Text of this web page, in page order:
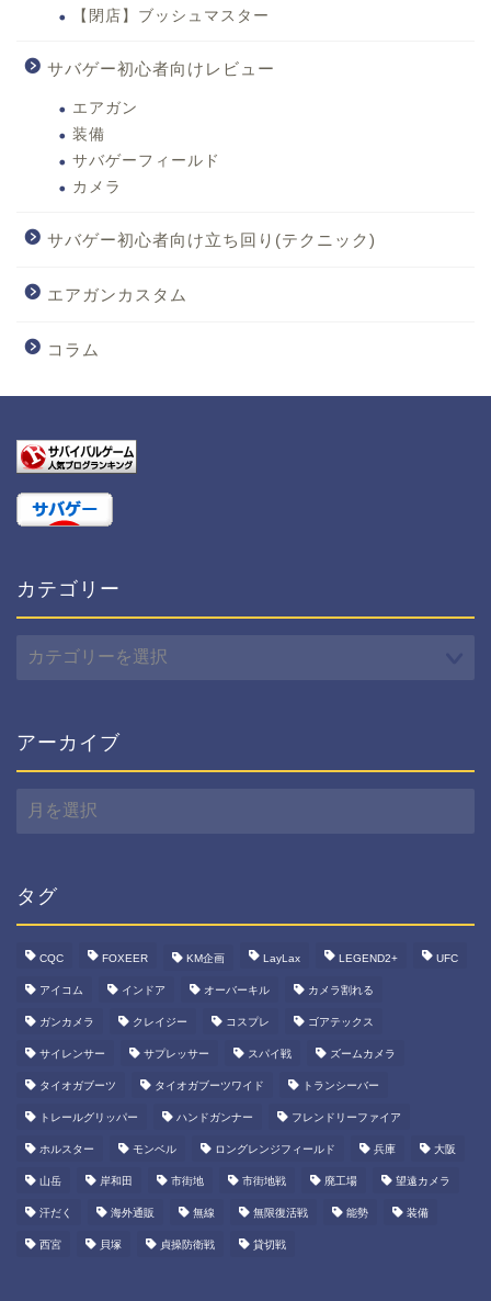
【閉店】ブッシュマスター
サバゲー初心者向けレビュー
エアガン
装備
サバゲーフィールド
カメラ
サバゲー初心者向け立ち回り(テクニック)
エアガンカスタム
コラム
カテゴリー
テ
ー
アーカイブ
ー
ブ
タグ
CQC FOXEER KM企画 LayLax LEGEND2+ UFC
アイコム インドア オーバーキル カメラ割れる
ガンカメラ クレイジー コスプレ ゴアテックス
サイレンサー サプレッサー スパイ戦 ズームカメラ
タイオガブーツ タイオガブーツワイド トランシーバー
トレールグリッパー ハンドガンナー フレンドリーファイア
ホルスター モンベル ロングレンジフィールド 兵庫 大阪
山岳 岸和田 市街地 市街地戦 廃工場 望遠カメラ
汗だく 海外通販 無線 無限復活戦 能勢 装備
西宮 貝塚 貞操防衛戦 貸切戦